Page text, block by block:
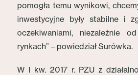
pomogła temu wynikowi,
inwestycyjne były stabilne i
oczekiwaniami, niezależnie
rynkach” – powiedział Surówka.
W I kw. 2017 r. PZU z